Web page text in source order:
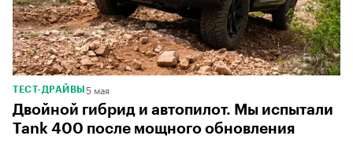
ТЕСТ-ДРАЙВЫ 5 мая
Двойной гибрид и автопилот. Мы испытали
Tank 400 после мощного обновления